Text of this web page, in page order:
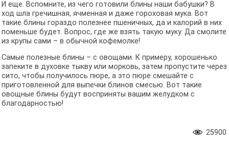
И еще. Вспомните, из чего готовили блины наши бабушки? В
ход шла гречишная, ячменная и даже гороховая мука. Вот
такие блины гораздо полезнее пшеничных, да и калорий в них
поменьше будет. Вопрос, где же взять такую муку. Да смолите
из крупы сами – в обычной кофемолке!
Самые полезные блины – с овощами. К примеру, хорошенько
запеките в духовке тыкву или морковь, затем пропустите через
сито, чтобы получилось пюре, а это пюре смешайте с
приготовленной для выпечки блинов смесью. Вот такие
овощные блины будут восприняты вашим желудком с
благодарностью!
25900